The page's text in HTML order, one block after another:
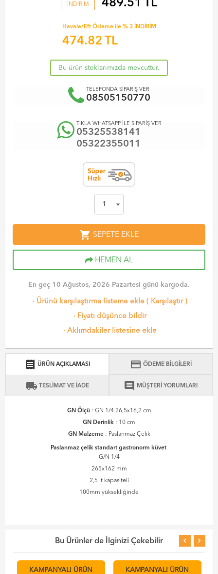
İNDİRİM 489.51 TL
Havale/Eft Ödeme ile % 3 İNDİRİM
474.82 TL
Bu ürün stoklarımızda mevcuttur.
TELEFONDA SİPARİŞ VER
08505150770
TIKLA WHATSAPP İLE SİPARİŞ VER
05325538141
05322355011
shopping_cart SEPETE EKLE
HEMEN AL
En geç 10 Ağustos, 2026 Pazartesi günü kargoda.
· Ürünü karşılaştırma listeme ekle ( Karşılaştır)
· Fiyatı düşünce bildir
· Aklımdakiler listesine ekle
receipt ÜRÜN AÇIKLAMASI credit_card ÖDEME BİLGİLERİ
local_shipping TESLİMAT VE İADE comment MÜŞTERİ YORUMLARI
GN Ölçü : GN 1/4 26,5x16,2 cm
GN Derinlik : 10 cm
GN Malzeme: Paslanmaz Çelik
Paslanmaz çelik standart gastronorm küvet
G/N 1/4
265x162 mm
2,5 lt kapasiteli
100mm yüksekliğinde
Bu Ürünler de İlginizi Çekebilir
KAMPANYALI ÜRÜN KAMPANYALI ÜRÜN